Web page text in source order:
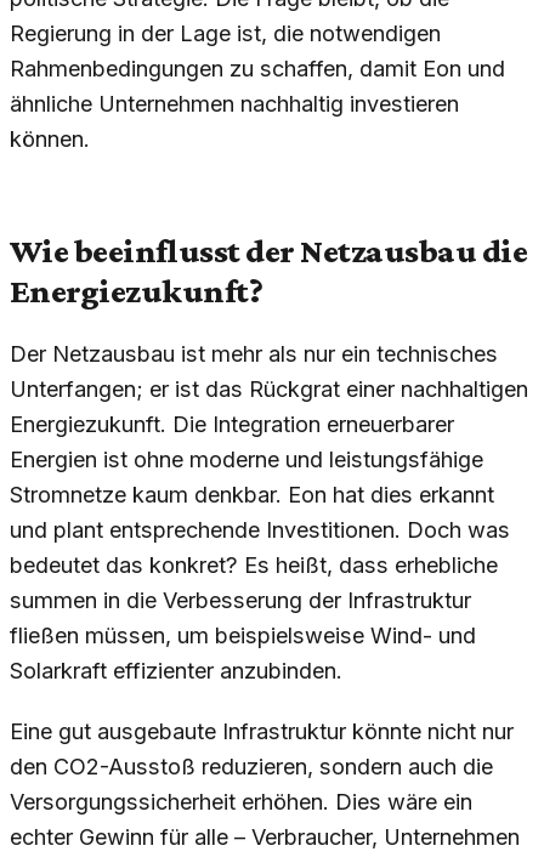
Regierung in der Lage ist, die notwendigen
Rahmenbedingungen zu schaffen, damit Eon und
ähnliche Unternehmen nachhaltig investieren
können.
Wie beeinflusst der Netzausbau die
Energiezukunft?
Der Netzausbau ist mehr als nur ein technisches
Unterfangen; er ist das Rückgrat einer nachhaltigen
Energiezukunft. Die Integration erneuerbarer
Energien ist ohne moderne und leistungsfähige
Stromnetze kaum denkbar. Eon hat dies erkannt
und plant entsprechende Investitionen. Doch was
bedeutet das konkret? Es heißt, dass erhebliche
summen in die Verbesserung der Infrastruktur
fließen müssen, um beispielsweise Wind- und
Solarkraft effizienter anzubinden.
Eine gut ausgebaute Infrastruktur könnte nicht nur
den CO2-Ausstoß reduzieren, sondern auch die
Versorgungssicherheit erhöhen. Dies wäre ein
echter Gewinn für alle – Verbraucher, Unternehmen